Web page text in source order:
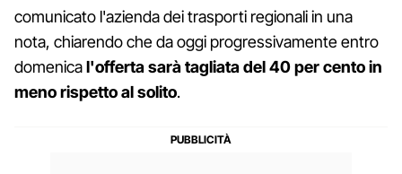
comunicato l'azienda dei trasporti regionali in una
nota, chiarendo che da oggi progressivamente entro
domenical'offerta sarà tagliata del 40 per cento in
meno rispetto al solito.